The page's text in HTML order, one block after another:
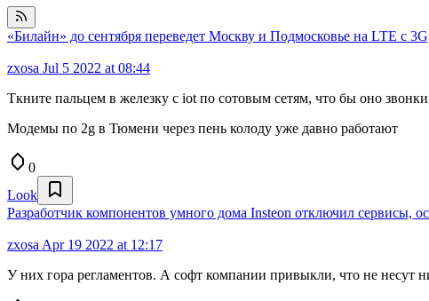
«Билайн» до сентября переведет Москву и Подмосковье на LTE с
zxosa Jul 5 2022 at 08:44
Ткните пальцем в железку с iot по сотовым сетям, что бы оно
Модемы по 2g в Тюмени через пень колоду уже давно работают
0
Look
Разработчик компонентов умного дома Insteon отключил сервисы,
zxosa Apr 19 2022 at 12:17
У них гора регламентов. А софт компании привыкли, что не несут